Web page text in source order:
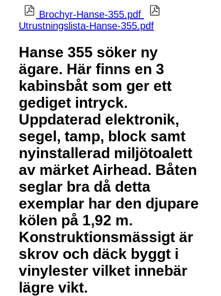
Brochyr-Hanse-355.pdf
Utrustningslista-Hanse-355.pdf
Hanse 355 söker ny
ägare. Här finns en 3
kabinsbåt som ger ett
gediget intryck.
Uppdaterad elektronik,
segel, tamp, block samt
nyinstallerad miljötoalett
av märket Airhead. Båten
seglar bra då detta
exemplar har den djupare
kölen på 1,92 m.
Konstruktionsmässigt är
skrov och däck byggt i
vinylester vilket innebär
lägre vikt.